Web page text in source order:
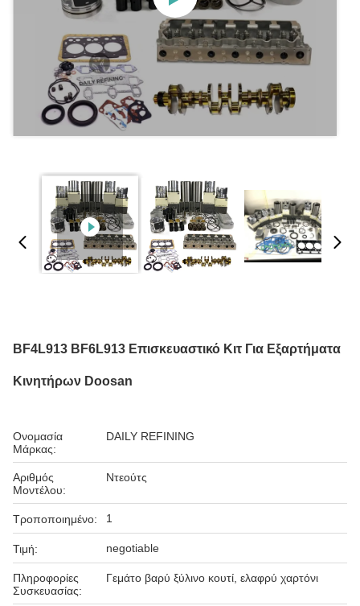
BF4L913 BF6L913 Επισκευαστικό Κιτ Για Εξαρτήματα
Κινητήρων Doosan
Ονομασία
Μάρκας:
DAILY REFINING
Αριθμός
Μοντέλου:
Ντεούτς
Τροποποιημένο: 1
Τιμή: negotiable
Πληροφορίες
Συσκευασίας:
Γεμάτο βαρύ ξύλινο κουτί, ελαφρύ χαρτόνι